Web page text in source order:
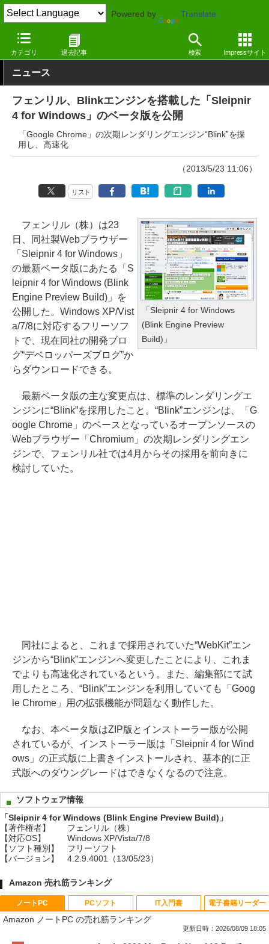
Powered by Translate
カテゴリ 過去記事 検索 Impressサイト
窓の杜 インターネット Windows
ニュース
フェンリル、Blinkエンジンを搭載した「Sleipnir
4 for Windows」のベータ版を公開
「Google Chrome」の次期レンダリングエンジン“Blink”を採
用し、高速化
（2013/5/23 11:06）
リスト
「Sleipnir 4 for Windows
(Blink Engine Preview
Build)」
フェンリル（株）は23
日、同社製Webブラウザー
「Sleipnir 4 for Windows」
の最新ベータ版にあたる「S
leipnir 4 for Windows (Blink
Engine Preview Build)」を
公開した。Windows XP/Vist
a/7/8に対応するフリーソフ
トで、現在同社の開発ブロ
グ“デベロッパーズブログ”か
らダウンロードできる。
最新ベータ版の主な変更点は、標準のレンダリングエ
ンジンに“Blink”を採用したこと。“Blink”エンジンは、「G
oogle Chrome」のベースとなっているオープンソースの
Webブラウザー「Chromium」の次期レンダリングエン
ジンで、フェンリル社では4月からその採用を前向きに
検討していた。
同社によると、これまで採用されていた“WebKit”エン
ジンから“Blink”エンジンへ変更したことにより、これま
でよりも高速化されているという。また、編集部にて試
用したところ、“Blink”エンジンを利用していても「Goog
le Chrome」用の拡張機能が問題なく動作した。
なお、本ベータ版はZIP版とインストーラー版が公開
されているが、インストーラー版は「Sleipnir 4 for Wind
ows」の正式版に上書きインストールされ、基本的に正
式版へのダウングレードはできなくなるので注意。
ソフトウェア情報
「Sleipnir 4 for Windows (Blink Engine Preview Build)」
【著作権者】
フェンリル（株）
【対応OS】
Windows XP/Vista/7/8
【ソフト種別】
フリーソフト
【バージョン】
4.2.9.4001（13/05/23）
Amazon 売れ筋ランキング
ノートPC
Amazon ノートPC の売れ筋ランキング
更新日時：2026/08/09 18:05
PCソフト IT入門書 電子書籍リーダー